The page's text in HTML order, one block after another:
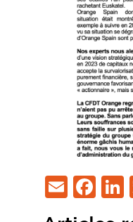
Email